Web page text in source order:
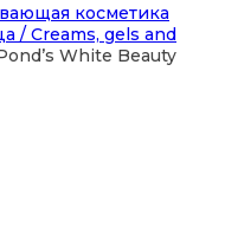
косметика
/ Creams, gels and
White Beauty